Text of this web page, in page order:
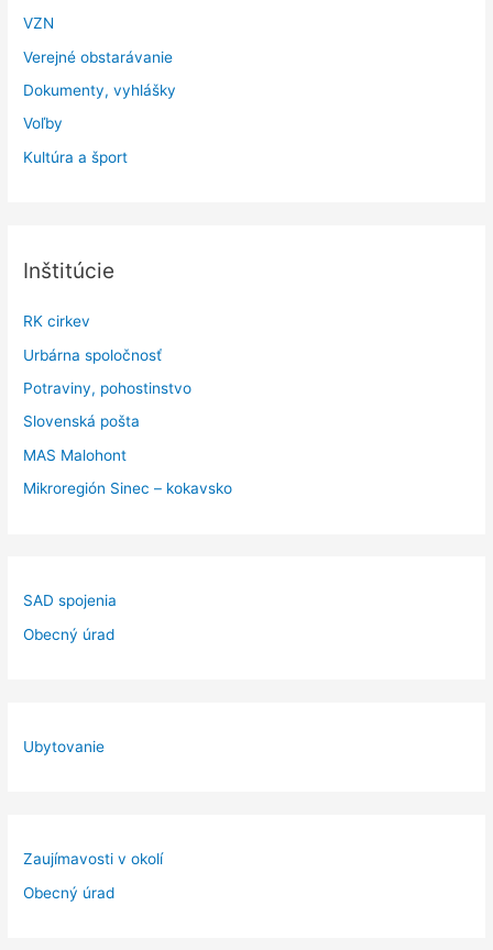
VZN
Verejné obstarávanie
Dokumenty, vyhlášky
Voľby
Kultúra a šport
Inštitúcie
RK cirkev
Urbárna spoločnosť
Potraviny, pohostinstvo
Slovenská pošta
MAS Malohont
Mikroregión Sinec – kokavsko
SAD spojenia
Obecný úrad
Ubytovanie
Zaujímavosti v okolí
Obecný úrad